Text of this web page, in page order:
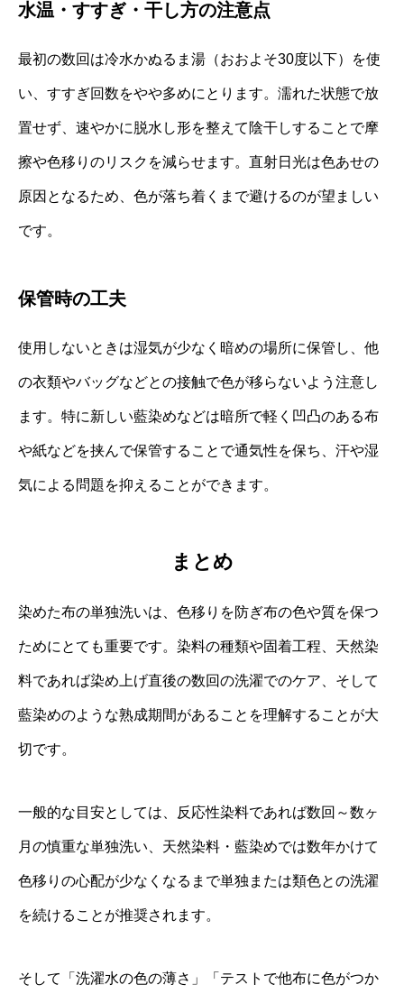
水温・すすぎ・干し方の注意点
最初の数回は冷水かぬるま湯（おおよそ30度以下）を使
い、すすぎ回数をやや多めにとります。濡れた状態で放
置せず、速やかに脱水し形を整えて陰干しすることで摩
擦や色移りのリスクを減らせます。直射日光は色あせの
原因となるため、色が落ち着くまで避けるのが望ましい
です。
保管時の工夫
使用しないときは湿気が少なく暗めの場所に保管し、他
の衣類やバッグなどとの接触で色が移らないよう注意し
ます。特に新しい藍染めなどは暗所で軽く凹凸のある布
や紙などを挟んで保管することで通気性を保ち、汗や湿
気による問題を抑えることができます。
まとめ
染めた布の単独洗いは、色移りを防ぎ布の色や質を保つ
ためにとても重要です。染料の種類や固着工程、天然染
料であれば染め上げ直後の数回の洗濯でのケア、そして
藍染めのような熟成期間があることを理解することが大
切です。
一般的な目安としては、反応性染料であれば数回～数ヶ
月の慎重な単独洗い、天然染料・藍染めでは数年かけて
色移りの心配が少なくなるまで単独または類色との洗濯
を続けることが推奨されます。
そして「洗濯水の色の薄さ」「テストで他布に色がつか